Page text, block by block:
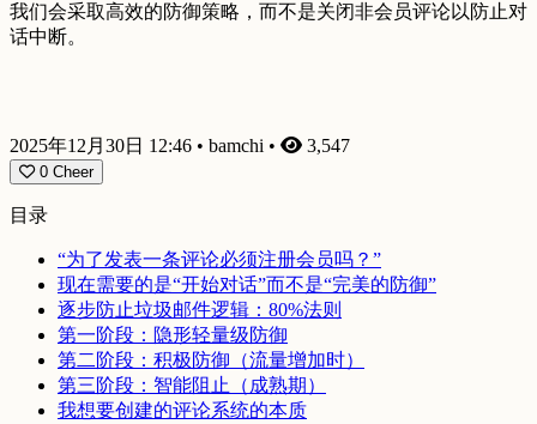
我们会采取高效的防御策略，而不是关闭非会员评论以防止对
话中断。
2025年12月30日 12:46 • bamchi • 3,547
0 Cheer
目录
“为了发表一条评论必须注册会员吗？”
现在需要的是“开始对话”而不是“完美的防御”
逐步防止垃圾邮件逻辑：80%法则
第一阶段：隐形轻量级防御
第二阶段：积极防御（流量增加时）
第三阶段：智能阻止（成熟期）
我想要创建的评论系统的本质